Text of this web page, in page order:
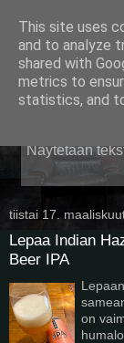
Näytetään
tiistai 17.
Lepaa Indian
Beer IPA
on
This site uses
and to analyze
shared with
metrics to
statistics, and